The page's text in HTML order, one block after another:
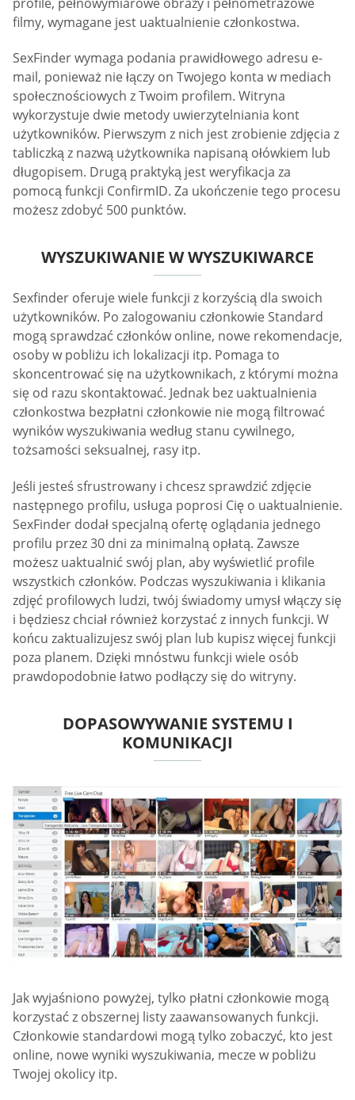
filmy, wymagane jest uaktualnienie członkostwa.
SexFinder wymaga podania prawidłowego adresu e-
mail, ponieważ nie łączy on Twojego konta w mediach
społecznościowych z Twoim profilem. Witryna
wykorzystuje dwie metody uwierzytelniania kont
użytkowników. Pierwszym z nich jest zrobienie zdjęcia z
tabliczką z nazwą użytkownika napisaną ołówkiem lub
długopisem. Drugą praktyką jest weryfikacja za
pomocą funkcji ConfirmID. Za ukończenie tego procesu
możesz zdobyć 500 punktów.
WYSZUKIWANIE W WYSZUKIWARCE
Sexfinder oferuje wiele funkcji z korzyścią dla swoich
użytkowników. Po zalogowaniu członkowie Standard
mogą sprawdzać członków online, nowe rekomendacje,
osoby w pobliżu ich lokalizacji itp. Pomaga to
skoncentrować się na użytkownikach, z którymi można
się od razu skontaktować. Jednak bez uaktualnienia
członkostwa bezpłatni członkowie nie mogą filtrować
wyników wyszukiwania według stanu cywilnego,
tożsamości seksualnej, rasy itp.
Jeśli jesteś sfrustrowany i chcesz sprawdzić zdjęcie
następnego profilu, usługa poprosi Cię o uaktualnienie.
SexFinder dodał specjalną ofertę oglądania jednego
profilu przez 30 dni za minimalną opłatą. Zawsze
możesz uaktualnić swój plan, aby wyświetlić profile
wszystkich członków. Podczas wyszukiwania i klikania
zdjęć profilowych ludzi, twój świadomy umysł włączy się
i będziesz chciał również korzystać z innych funkcji. W
końcu zaktualizujesz swój plan lub kupisz więcej funkcji
poza planem. Dzięki mnóstwu funkcji wiele osób
prawdopodobnie łatwo podłączy się do witryny.
DOPASOWYWANIE SYSTEMU I
KOMUNIKACJI
Jak wyjaśniono powyżej, tylko płatni członkowie mogą
korzystać z obszernej listy zaawansowanych funkcji.
Członkowie standardowi mogą tylko zobaczyć, kto jest
online, nowe wyniki wyszukiwania, mecze w pobliżu
Twojej okolicy itp.